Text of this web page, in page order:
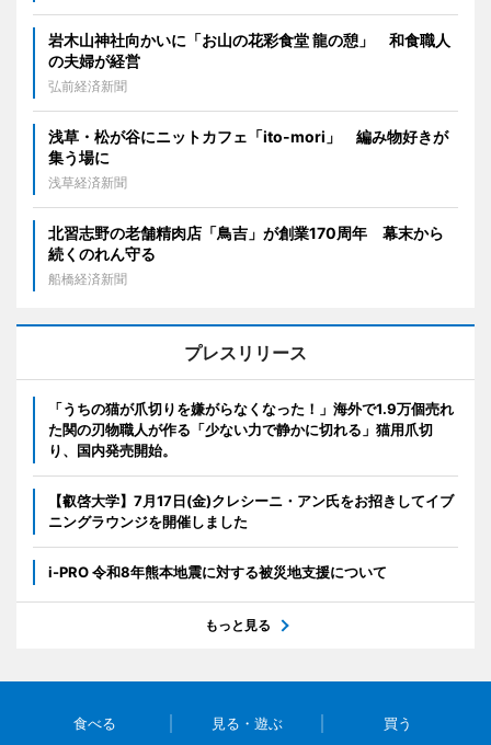
岩木山神社向かいに「お山の花彩食堂 龍の憩」 和食職人
の夫婦が経営
弘前経済新聞
浅草・松が谷にニットカフェ「ito-mori」 編み物好きが
集う場に
浅草経済新聞
北習志野の老舗精肉店「鳥吉」が創業170周年 幕末から
続くのれん守る
船橋経済新聞
プレスリリース
「うちの猫が爪切りを嫌がらなくなった！」海外で1.9万個売れ
た関の刃物職人が作る「少ない力で静かに切れる」猫用爪切
り、国内発売開始。
【叡啓大学】7月17日(金)クレシーニ・アン氏をお招きしてイブ
ニングラウンジを開催しました
i-PRO 令和8年熊本地震に対する被災地支援について
もっと見る
食べる 見る・遊ぶ 買う